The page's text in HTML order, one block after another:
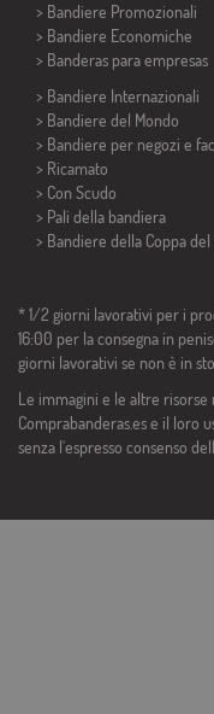
> Bandiere Promozionali
> Bandiere Economiche
> Banderas para empresas
> Bandiere Internazionali
> Bandiere del Mondo
> Bandiere per negozi e
> Ricamato
> Con Scudo
> Pali della bandiera
> Bandiere della Coppa del
* 1/2 giorni lavorativi per i
16:00 per la consegna in
giorni lavorativi se non è in
Le immagini e le altre
Comprabanderas.es e il loro
senza l'espresso consenso